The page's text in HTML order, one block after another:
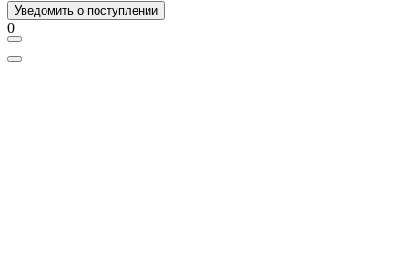
Уведомить о поступлении
0